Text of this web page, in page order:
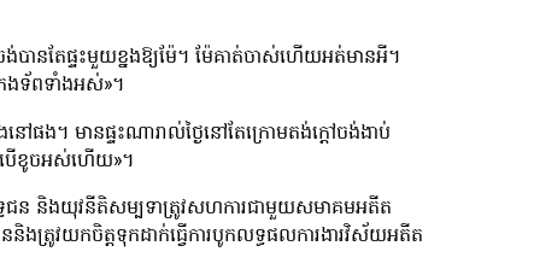
ចង់បានតែផ្ទះមួយខ្នងឱ្យម៉ែ។ ម៉ែគាត់ចាស់ហើយអត់មានអី។
កងទ័ពទាំងអស់»។
ៅផង។ មានផ្ទះណារាល់ថ្ងៃនៅតែក្រោមតង់ក្ដៅចង់ងាប់
បើខូចអស់ហើយ»។
ធជន និងយុវនីតិសម្បទាត្រូវសហការជាមួយសមាគមអតីត
និងត្រូវយកចិត្តទុកដាក់ធ្វើការបូកលទ្ធផលការងារវិស័យអតីត